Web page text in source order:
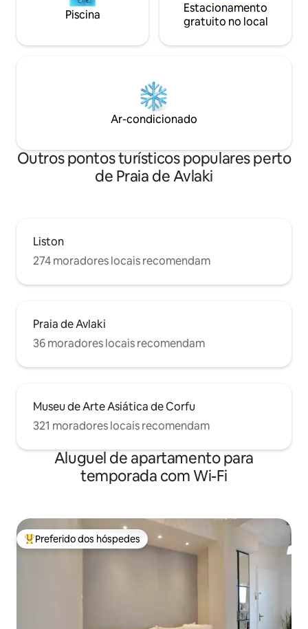
Piscina
Estacionamento
gratuito no local
Ar-condicionado
Outros pontos turísticos populares perto
de Praia de Avlaki
Liston
274 moradores locais recomendam
Praia de Avlaki
36 moradores locais recomendam
Museu de Arte Asiática de Corfu
321 moradores locais recomendam
Aluguel de apartamento para
temporada com Wi-Fi
Entre os melhores preferidos dos hóspedes
Preferido dos hóspedes